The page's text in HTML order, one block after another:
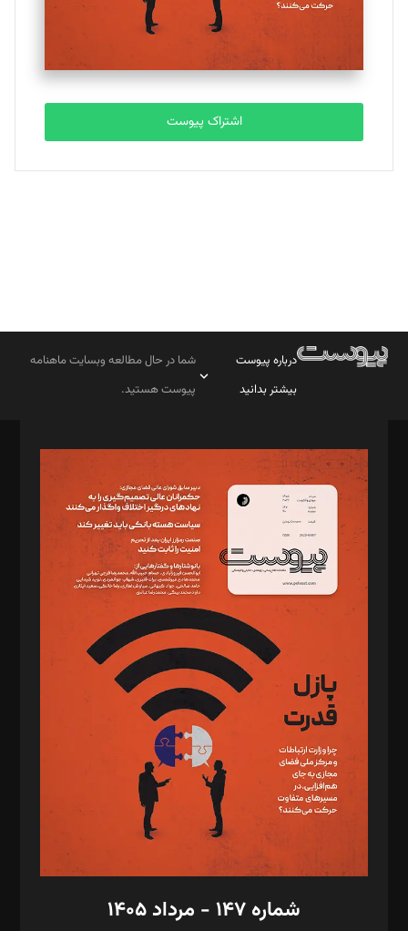
مصطفی مسجدی آرانی
تحریریه
بابک نقاش
تحریریه
اشتراک پیوست
درباره پیوست
بیشتر بدانید
شما در حال مطالعه وبسایت ماهنامه
پیوست هستید.
مدیر مسئول: محمدباقر اثنی‌عشری
سردبیر: مهرک محمودی
دبیر تحریریه: میثم قاسمی
د‌بیر ناداستان: سمانه سمیع
د‌بیر خدمت و تجارت: ابوالفضل رجبی
د‌بیر حقوق فناوری: حسام‌الدین ایپکچی
د‌بیر پیوست جهان: مینا پاکدل
د‌بیر تحریریه آنلاین: بابک نقاش
تحریریه‌: مجتبی محمود‌ی، آرش برهمند، یسنا امان‌پور، سروش کرمیان،
مصطفی مسجدی آرانی، ابوالفضل رجبی، زهرا فکرانه، فائزه فتحی
رستمی،مصطفی باستان
ویرایش: نگار استاد‌‌آقا
طراح یونیفرم: مجید توکلی
فیلمبرداری و عکاسی: امیر شفیعی، مانی لطفی زاده
گرافیک و صفحه‌آرایی: سید‌سبحان‌علی ثابت
مد‌یر توسعه تجاری: کامبیز برید‌
امور مالی: شاپور رهبری، محمد‌ کاظمی‌نیا
شماره ۱۴۷ - مرداد ۱۴۰۵